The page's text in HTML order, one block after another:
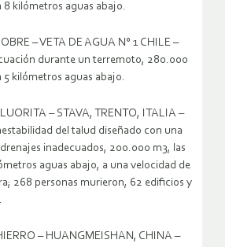
8 kilómetros aguas abajo.
– VETA DE AGUA N° 1 CHILE –
durante un terremoto, 280.000
5 kilómetros aguas abajo.
– STAVA, TRENTO, ITALIA –
del talud diseñado con una
inadecuados, 200.000 m3, las
aguas abajo, a una velocidad de
268 personas murieron, 62 edificios y
– HUANGMEISHAN, CHINA –